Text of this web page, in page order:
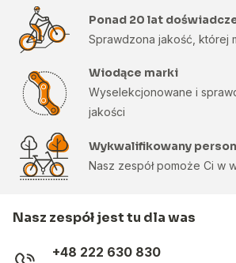
Ponad 20 lat
Sprawdzona jakość, której
Wiodące marki
Wyselekcjonowane i
jakości
Wykwalifikowany
Nasz zespół pomoże Ci w
Nasz zespół jest tu dla was
+48 222 630 830